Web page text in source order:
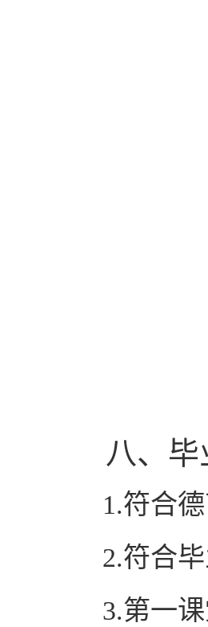
八、毕
1.符合
2.符合毕
3.第一课